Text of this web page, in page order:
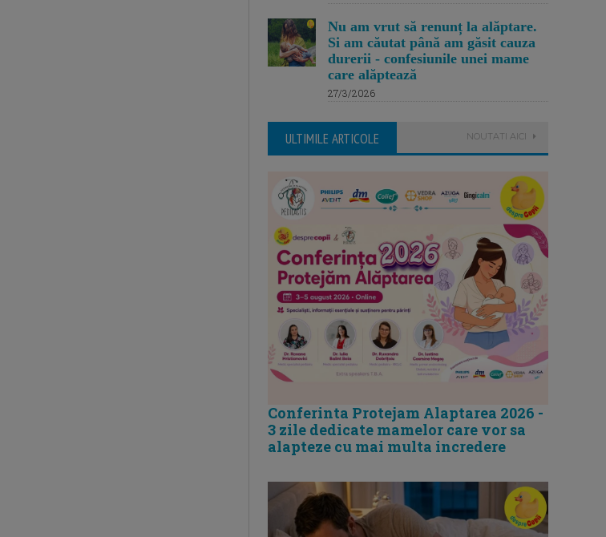
Nu am vrut să renunț la alăptare.
Si am căutat până am găsit cauza
durerii - confesiunile unei mame
care alăptează
27/3/2026
ULTIMILE ARTICOLE NOUTATI AICI
Conferinta Protejam Alaptarea 2026 -
3 zile dedicate mamelor care vor sa
alapteze cu mai multa incredere